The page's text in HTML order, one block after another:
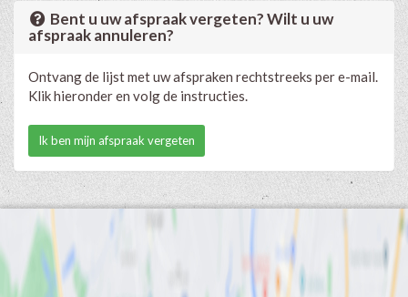
Bent u uw afspraak vergeten? Wilt u uw
afspraak annuleren?
Ontvang de lijst met uw afspraken rechtstreeks per e-mail.
Klik hieronder en volg de instructies.
Ik ben mijn afspraak vergeten